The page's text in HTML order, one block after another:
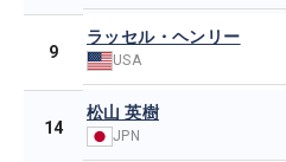
9
ラッセル・ヘンリー
USA
14
松山 英樹
JPN